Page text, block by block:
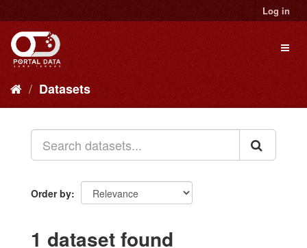
to
content
Log in
Datasets
Order by
1 dataset found